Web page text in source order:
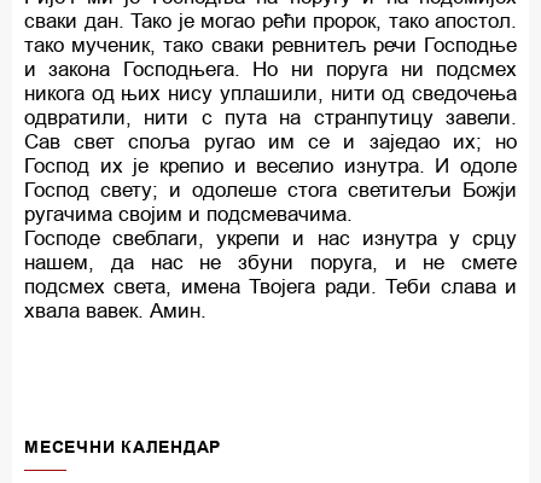
сваки дан. Тако је могао рећи пророк, тако апостол.
тако мученик, тако сваки ревнитељ речи Господње
и закона Господњега. Но ни поруга ни подсмех
никога од њих нису уплашили, нити од сведочења
одвратили, нити с пута на странпутицу завели.
Сав свет споља ругао им се и заједао их; но
Господ их је крепио и веселио изнутра. И одоле
Господ свету; и одолеше стога светитељи Божји
ругачима својим и подсмевачима.
Господе свеблаги, укрепи и нас изнутра у срцу
нашем, да нас не збуни поруга, и не смете
подсмех света, имена Твојега ради. Теби слава и
хвала вавек. Амин.
MECEЧНИ КАЛЕНДАР